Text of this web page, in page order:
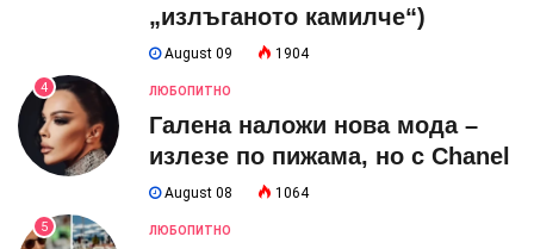
„излъганото камилче“)
August 09 1904
4 ЛЮБОПИТНО
Галена наложи нова мода –
излезе по пижама, но с Chanel
August 08 1064
5 ЛЮБОПИТНО